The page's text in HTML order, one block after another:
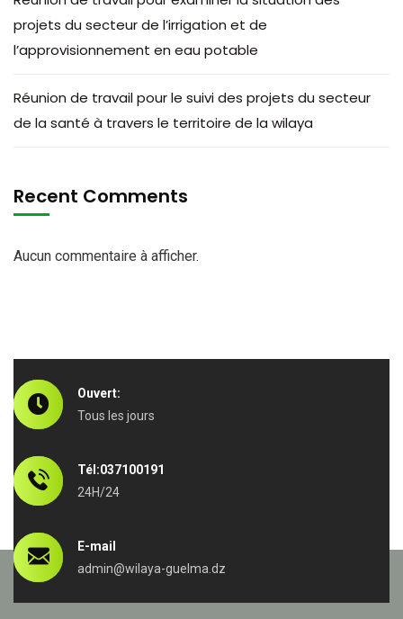
projets du secteur de l’irrigation et de
l’approvisionnement en eau potable
Réunion de travail pour le suivi des projets du secteur
de la santé à travers le territoire de la wilaya
Recent Comments
Aucun commentaire à afficher.
Ouvert:
Tous les jours
Tél:037100191
24H/24
E-mail
admin@wilaya-guelma.dz